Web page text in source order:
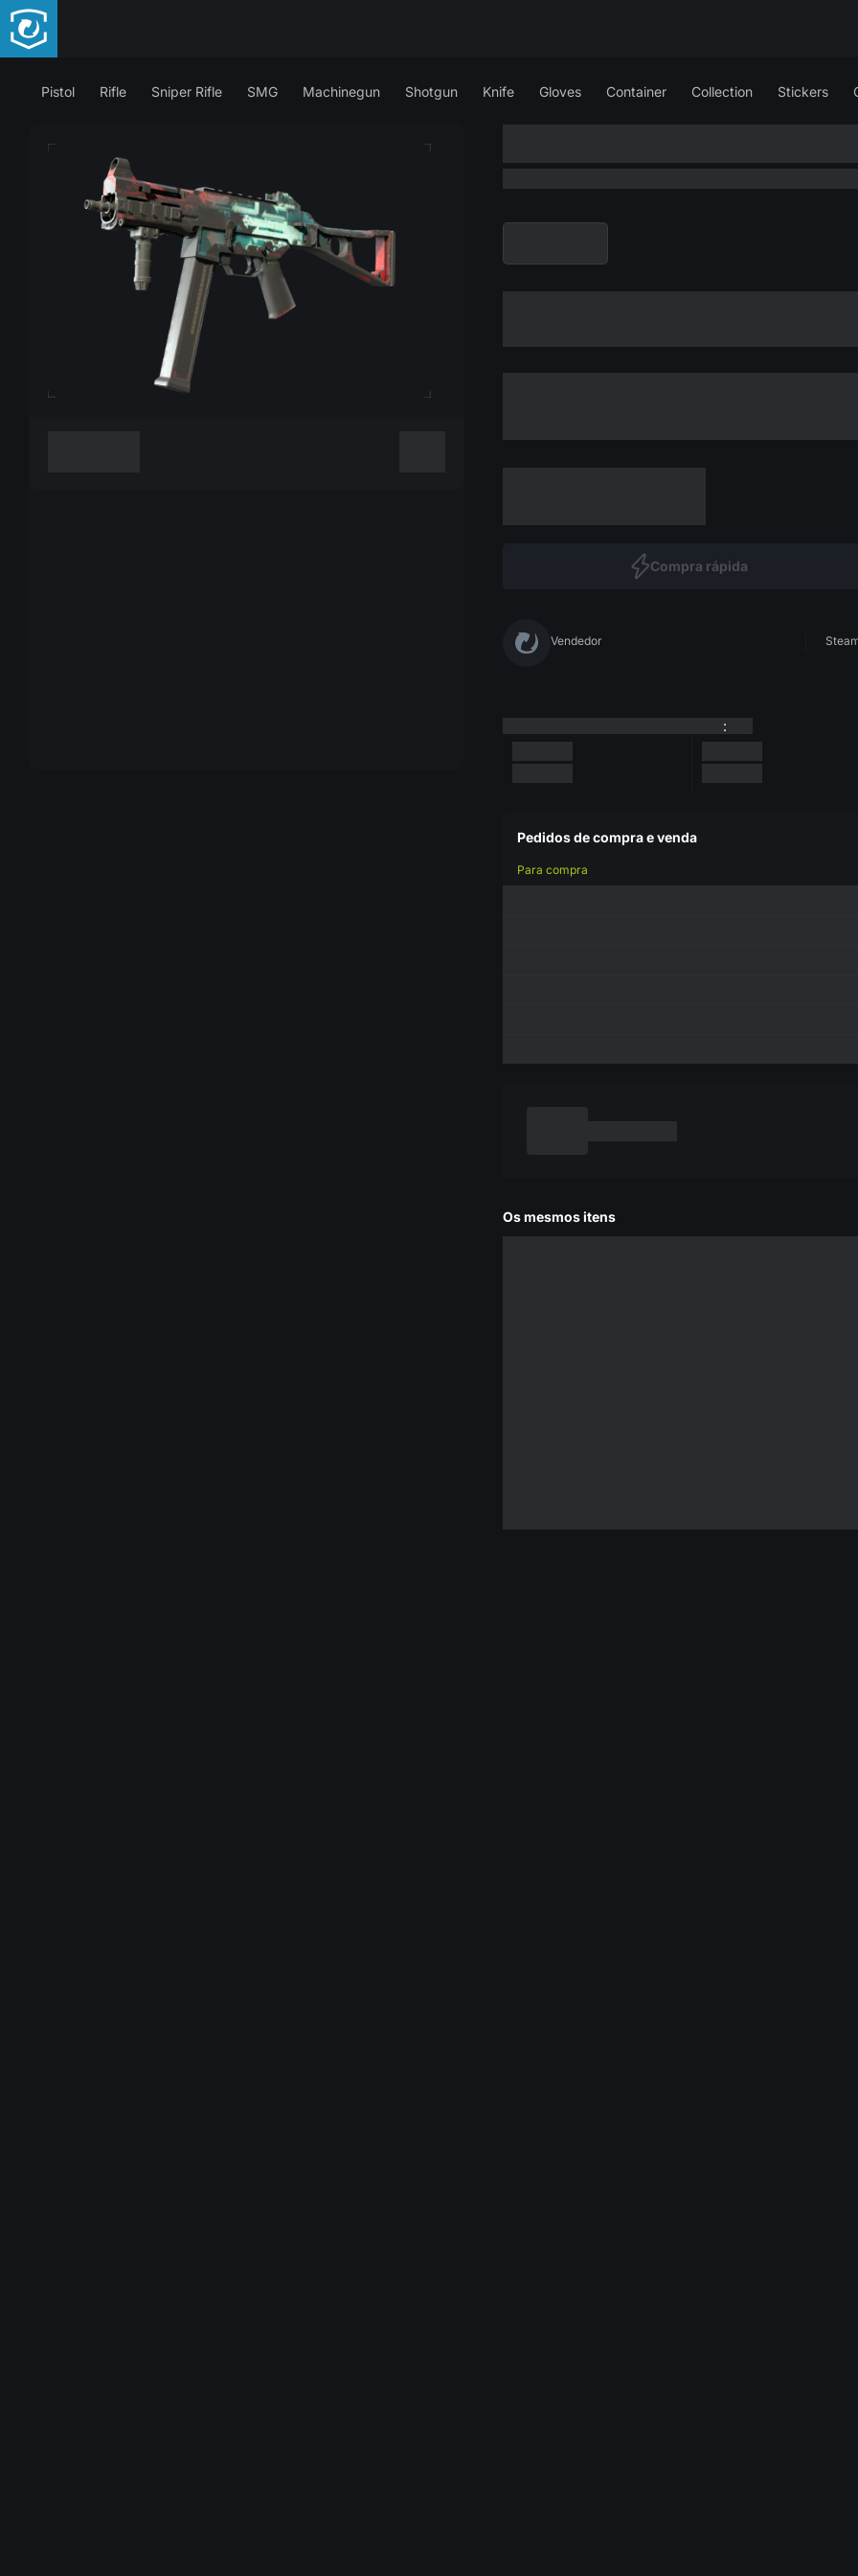
Pistol Rifle Sniper Rifle SMG Machinegun Shotgun Knife Gloves Container Collection Stickers
Compra rápida
Vendedor
:
Pedidos de compra e venda
Para compra
Os mesmos itens